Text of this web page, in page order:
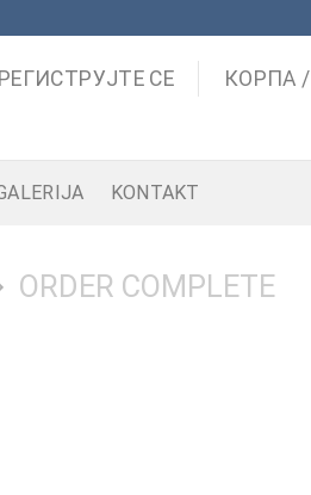
СЕ КОРПА /
KONTAKT
ORDER COMPLETE